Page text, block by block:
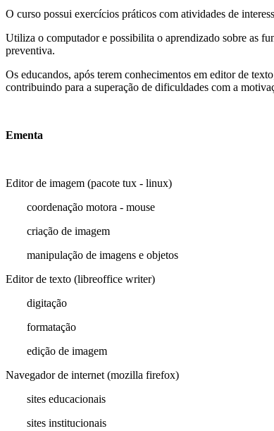
O curso possui exercícios práticos com atividades de
Utiliza o computador e possibilita o aprendizado sobre as
preventiva.
Os educandos, após terem conhecimentos em editor de
contribuindo para a superação de dificuldades com a
Ementa
Editor de imagem (pacote tux - linux)
coordenação motora - mouse
criação de imagem
manipulação de imagens e objetos
Editor de texto (libreoffice writer)
digitação
formatação
edição de imagem
Navegador de internet (mozilla firefox)
sites educacionais
sites institucionais